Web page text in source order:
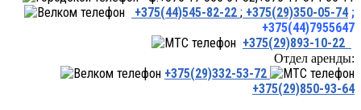
+375(44)545-82-22 ; +375(29)350-05-74 ;
+375(44)7955647
+375(29)893-10-22
Отдел аренды:
+375(29)332-53-72
+375(29)850-93-64